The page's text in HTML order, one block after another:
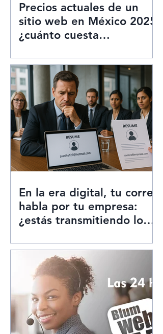
Precios actuales de un
sitio web en México 2025:
¿cuánto cuesta
En la era digital, tu correo
habla por tu empresa:
¿estás transmitiendo lo
empresarial profesional
¿Qué es?